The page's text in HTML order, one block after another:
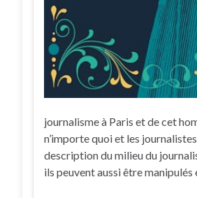
journalisme à Paris et de cet
n’importe quoi et les
description du milieu du
ils peuvent aussi être